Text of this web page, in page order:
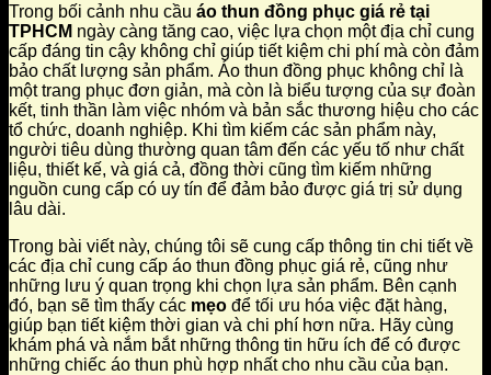
Trong bối cảnh nhu cầu áo thun đồng phục giá rẻ tại
TPHCM ngày càng tăng cao, việc lựa chọn một địa chỉ cung
cấp đáng tin cậy không chỉ giúp tiết kiệm chi phí mà còn đảm
bảo chất lượng sản phẩm. Áo thun đồng phục không chỉ là
một trang phục đơn giản, mà còn là biểu tượng của sự đoàn
kết, tinh thần làm việc nhóm và bản sắc thương hiệu cho các
tổ chức, doanh nghiệp. Khi tìm kiếm các sản phẩm này,
người tiêu dùng thường quan tâm đến các yếu tố như chất
liệu, thiết kế, và giá cả, đồng thời cũng tìm kiếm những
nguồn cung cấp có uy tín để đảm bảo được giá trị sử dụng
lâu dài.
Trong bài viết này, chúng tôi sẽ cung cấp thông tin chi tiết về
các địa chỉ cung cấp áo thun đồng phục giá rẻ, cũng như
những lưu ý quan trọng khi chọn lựa sản phẩm. Bên cạnh
đó, bạn sẽ tìm thấy các mẹo để tối ưu hóa việc đặt hàng,
giúp bạn tiết kiệm thời gian và chi phí hơn nữa. Hãy cùng
khám phá và nắm bắt những thông tin hữu ích để có được
những chiếc áo thun phù hợp nhất cho nhu cầu của bạn.